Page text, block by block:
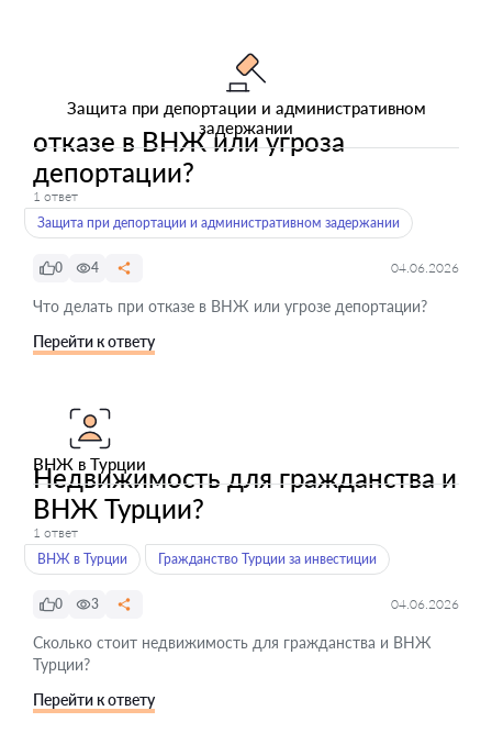
Защита при депортации и административном
задержании
отказе в ВНЖ или угроза
депортации?
1 ответ
Защита при депортации и административном задержании
0 4 04.06.2026
Что делать при отказе в ВНЖ или угрозе депортации?
Перейти к ответу
ВНЖ в Турции
Недвижимость для гражданства и
ВНЖ Турции?
1 ответ
ВНЖ в Турции
Гражданство Турции за инвестиции
0 3 04.06.2026
Сколько стоит недвижимость для гражданства и ВНЖ
Турции?
Перейти к ответу